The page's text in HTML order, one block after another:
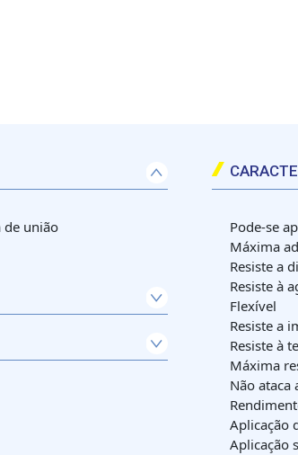
de união
Pode-se
Máxima
Resiste a
Resiste à
Flexível
Resiste a
Resiste à
Máxima
Não ataca
Aplicação
Aplicação